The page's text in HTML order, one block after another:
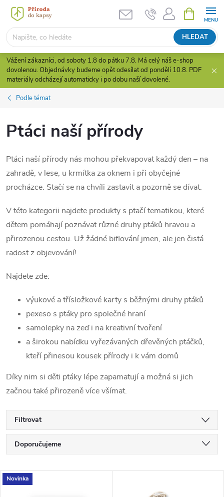
Přejít
obsah
HLEDAT
NÁKUPNÍ
KOŠÍK
Vážení zákazníci, od soboty 1.8 do pátku 7.8. Má celý náš e-shop
dovolenou. Objednávky budeme opět odesílat od pondělí 10.8. PDF
materiály odcházejí automaticky i po dobu naší dovolené.
Podle témat
Ptáci naší přírody
Ptáci naší přírody nás mohou překvapovat každý den – na
zahradě, v lese, u krmítka za oknem i při obyčejné
procházce. Stačí se na chvíli zastavit a pozorně se dívat.
V této kategorii najdete produkty s ptačí tematikou, které
dětem pomáhají poznávat různé druhy ptáků hravou a
přirozenou cestou. Už žádné biflování jmen, ale jen čistá
radost z objevování!
Najdete zde:
výukové a třísložkové karty s běžnými druhy ptáků
pexeso s ptáky pro společné hraní
samolepky na zeď i na kreativní tvoření
a širokou nabídku vyřezávaných dřevěných ptáčků,
kteří přinesou kousek přírody i k vám domů
Díky nim si děti ptáky lépe zapamatují a možná si jich
začnou také přirozeně více všímat.
Filtrovat
Ř
a
Doporučujeme
Nejdražší
V
Novinka